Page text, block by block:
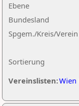
Ebene
Sortierung
Bundesland
Spgem./Kreis/Verein
Vereinslisten:Wien